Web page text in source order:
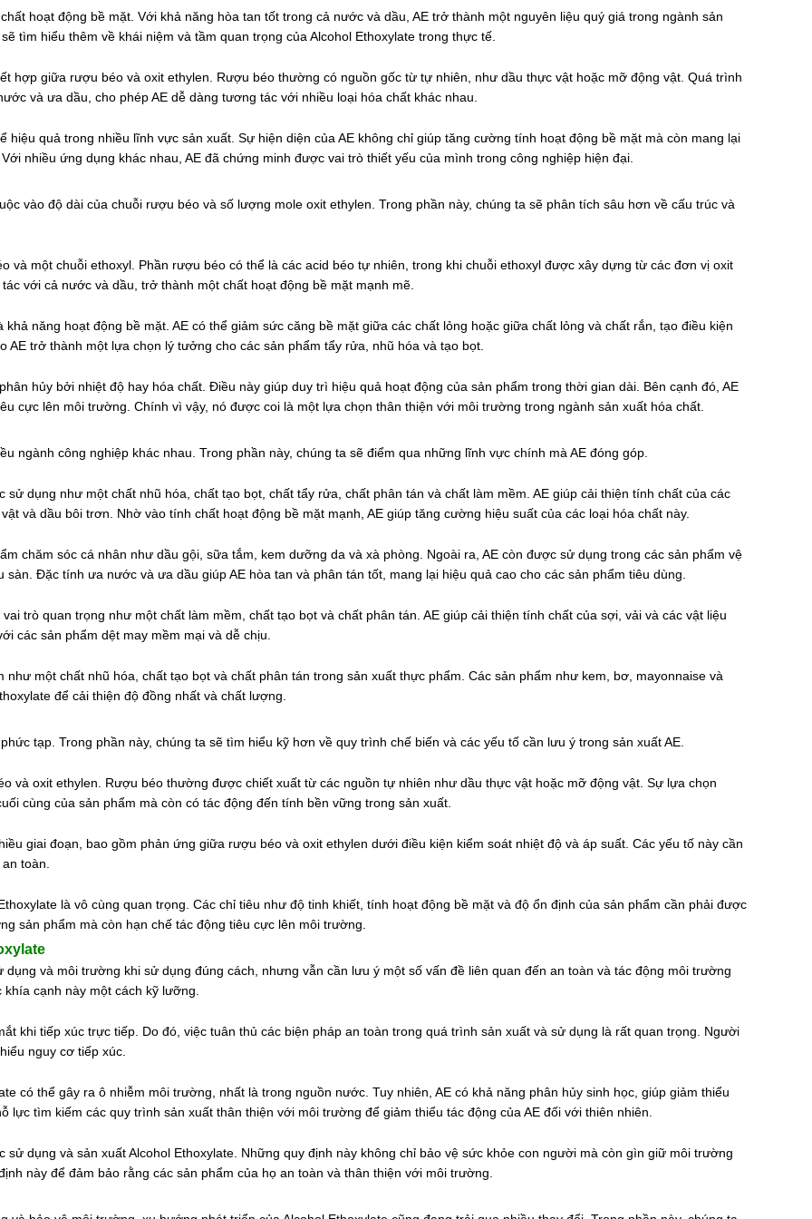
hoạt động bề mặt. Với khả năng hòa tan tốt trong cả nước và dầu, AE trở thành một nguyên liệu quý giá trong ngành sản
tìm hiểu thêm về khái niệm và tầm quan trọng của Alcohol Ethoxylate trong thực tế.
hợp giữa rượu béo và oxit ethylen. Rượu béo thường có nguồn gốc từ tự nhiên, như dầu thực vật hoặc mỡ động vật. Quá trình
và ưa dầu, cho phép AE dễ dàng tương tác với nhiều loại hóa chất khác nhau.
hiệu quả trong nhiều lĩnh vực sản xuất. Sự hiện diện của AE không chỉ giúp tăng cường tính hoạt động bề mặt mà còn mang lại
nhiều ứng dụng khác nhau, AE đã chứng minh được vai trò thiết yếu của mình trong công nghiệp hiện đại.
vào độ dài của chuỗi rượu béo và số lượng mole oxit ethylen. Trong phần này, chúng ta sẽ phân tích sâu hơn về cấu trúc và
và một chuỗi ethoxyl. Phần rượu béo có thể là các acid béo tự nhiên, trong khi chuỗi ethoxyl được xây dựng từ các đơn vị oxit
với cả nước và dầu, trở thành một chất hoạt động bề mặt mạnh mẽ.
năng hoạt động bề mặt. AE có thể giảm sức căng bề mặt giữa các chất lỏng hoặc giữa chất lỏng và chất rắn, tạo điều kiện
trở thành một lựa chọn lý tưởng cho các sản phẩm tẩy rửa, nhũ hóa và tạo bọt.
hủy bởi nhiệt độ hay hóa chất. Điều này giúp duy trì hiệu quả hoạt động của sản phẩm trong thời gian dài. Bên cạnh đó, AE
cực lên môi trường. Chính vì vậy, nó được coi là một lựa chọn thân thiện với môi trường trong ngành sản xuất hóa chất.
ngành công nghiệp khác nhau. Trong phần này, chúng ta sẽ điểm qua những lĩnh vực chính mà AE đóng góp.
dụng như một chất nhũ hóa, chất tạo bọt, chất tẩy rửa, chất phân tán và chất làm mềm. AE giúp cải thiện tính chất của các
và dầu bôi trơn. Nhờ vào tính chất hoạt động bề mặt mạnh, AE giúp tăng cường hiệu suất của các loại hóa chất này.
chăm sóc cá nhân như dầu gội, sữa tắm, kem dưỡng da và xà phòng. Ngoài ra, AE còn được sử dụng trong các sản phẩm vệ
Đặc tính ưa nước và ưa dầu giúp AE hòa tan và phân tán tốt, mang lại hiệu quả cao cho các sản phẩm tiêu dùng.
trò quan trọng như một chất làm mềm, chất tạo bọt và chất phân tán. AE giúp cải thiện tính chất của sợi, vải và các vật liệu
các sản phẩm dệt may mềm mại và dễ chịu.
một chất nhũ hóa, chất tạo bọt và chất phân tán trong sản xuất thực phẩm. Các sản phẩm như kem, bơ, mayonnaise và
để cải thiện độ đồng nhất và chất lượng.
tạp. Trong phần này, chúng ta sẽ tìm hiểu kỹ hơn về quy trình chế biến và các yếu tố cần lưu ý trong sản xuất AE.
và oxit ethylen. Rượu béo thường được chiết xuất từ các nguồn tự nhiên như dầu thực vật hoặc mỡ động vật. Sự lựa chọn
cùng của sản phẩm mà còn có tác động đến tính bền vững trong sản xuất.
giai đoạn, bao gồm phản ứng giữa rượu béo và oxit ethylen dưới điều kiện kiểm soát nhiệt độ và áp suất. Các yếu tố này cần
toàn.
là vô cùng quan trọng. Các chỉ tiêu như độ tinh khiết, tính hoạt động bề mặt và độ ổn định của sản phẩm cần phải được
sản phẩm mà còn hạn chế tác động tiêu cực lên môi trường.
và môi trường khi sử dụng đúng cách, nhưng vẫn cần lưu ý một số vấn đề liên quan đến an toàn và tác động môi trường
cạnh này một cách kỹ lưỡng.
khi tiếp xúc trực tiếp. Do đó, việc tuân thủ các biện pháp an toàn trong quá trình sản xuất và sử dụng là rất quan trọng. Người
nguy cơ tiếp xúc.
có thể gây ra ô nhiễm môi trường, nhất là trong nguồn nước. Tuy nhiên, AE có khả năng phân hủy sinh học, giúp giảm thiểu
lực tìm kiếm các quy trình sản xuất thân thiện với môi trường để giảm thiểu tác động của AE đối với thiên nhiên.
sử dụng và sản xuất Alcohol Ethoxylate. Những quy định này không chỉ bảo vệ sức khỏe con người mà còn gìn giữ môi trường
này để đảm bảo rằng các sản phẩm của họ an toàn và thân thiện với môi trường.